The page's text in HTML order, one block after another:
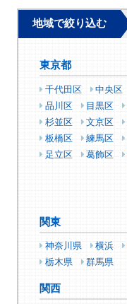
地域で絞り込む
東京都
千代田区 中央区
品川区
目黒区
杉並区
文京区
板橋区
練馬区
足立区
葛飾区
関東
神奈川県 横浜
栃木県
群馬県
関西